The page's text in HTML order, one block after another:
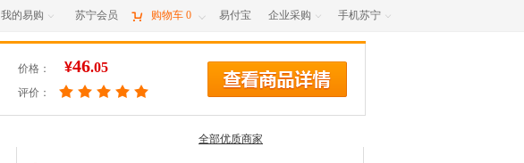
我的易购  苏宁会员  购物车 0  易付宝 企业采购  手机苏宁 
价格： ¥46.05
评价：
全部优质商家